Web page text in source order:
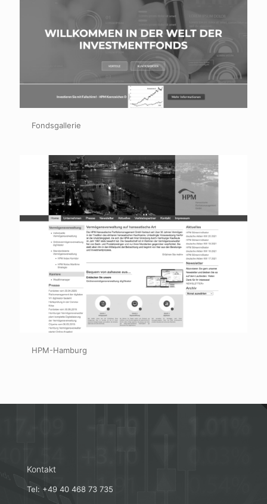
Fondsgallerie
HPM-Hamburg
Kontakt
Tel: +49 40 468 73 735